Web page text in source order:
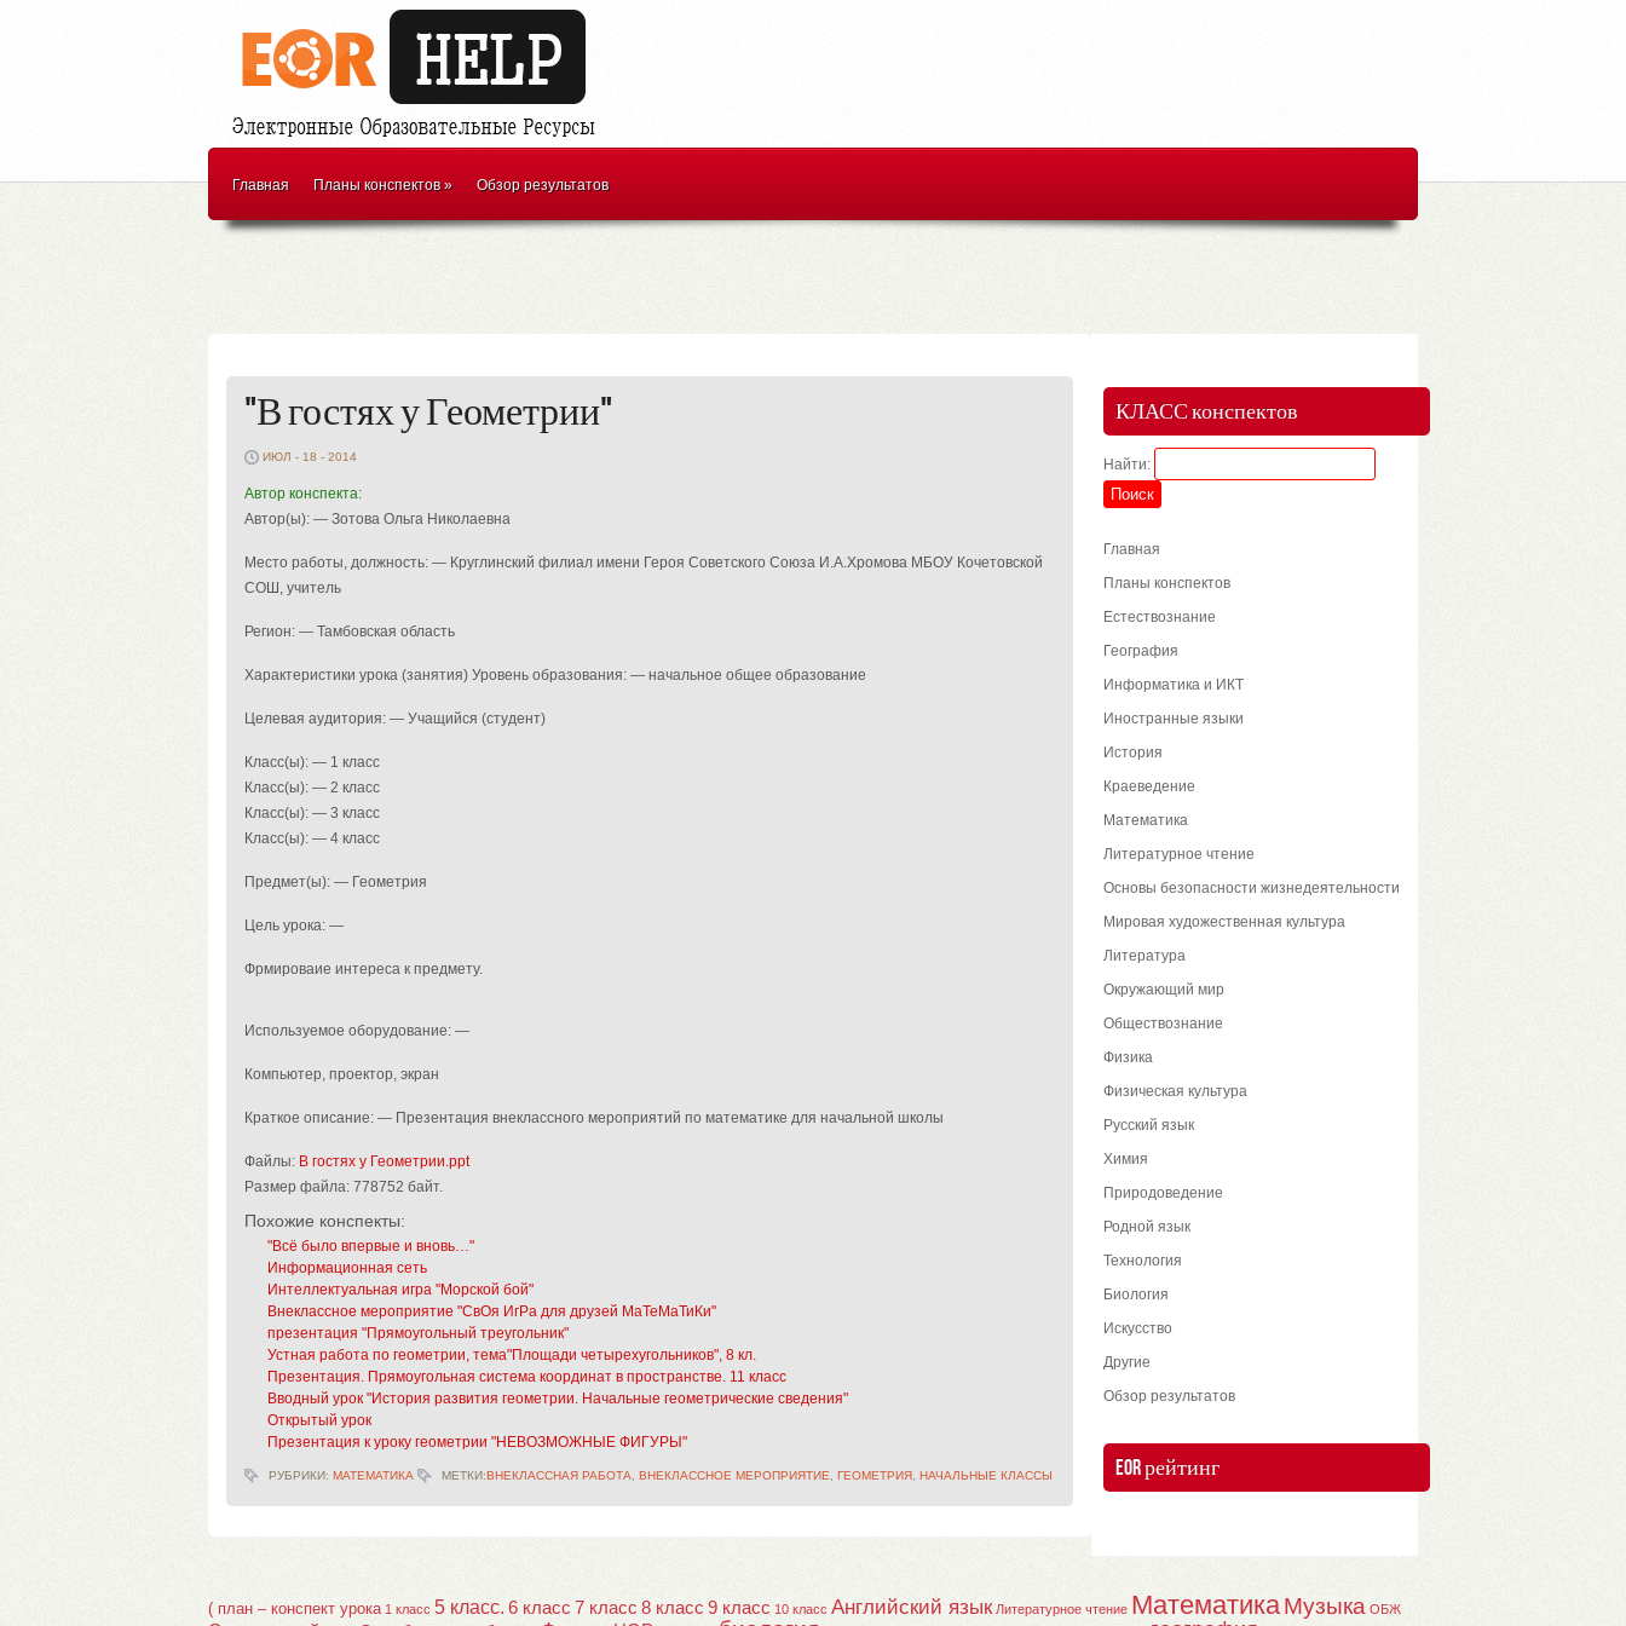
Главная Планы конспектов» Обзор результатов
"В гостях у Геометрии"
ИЮЛ - 18 - 2014
Автор конспекта:
Автор(ы): — Зотова Ольга Николаевна
Место работы, должность: — Круглинский филиал имени Героя Советского Союза И.А.Хромова МБОУ Кочетовской
СОШ, учитель
Регион: — Тамбовская область
Характеристики урока (занятия) Уровень образования: — начальное общее образование
Целевая аудитория: — Учащийся (студент)
Класс(ы): — 1 класс
Класс(ы): — 2 класс
Класс(ы): — 3 класс
Класс(ы): — 4 класс
Предмет(ы): — Геометрия
Цель урока: —
Фрмироваие интереса к предмету.
Используемое оборудование: —
Компьютер, проектор, экран
Краткое описание: — Презентация внеклассного мероприятий по математике для начальной школы
Файлы: В гостях у Геометрии.ppt
Размер файла: 778752 байт.
Похожие конспекты:
"Всё было впервые и вновь…"
Информационная сеть
Интеллектуальная игра "Морской бой"
Внеклассное мероприятие "СвОя ИгРа для друзей МаТеМаТиКи"
презентация "Прямоугольный треугольник"
Устная работа по геометрии, тема"Площади четырехугольников", 8 кл.
Презентация. Прямоугольная система координат в пространстве. 11 класс
Вводный урок "История развития геометрии. Начальные геометрические сведения"
Открытый урок
Презентация к уроку геометрии "НЕВОЗМОЖНЫЕ ФИГУРЫ"
РУБРИКИ: МАТЕМАТИКА МЕТКИ:ВНЕКЛАССНАЯ РАБОТА ВНЕКЛАССНОЕ МЕРОПРИЯТИЕ ГЕОМЕТРИЯ НАЧАЛЬНЫЕ КЛАССЫ
КЛАСС конспектов
Найти:
Главная
Планы конспектов
Естествознание
География
Информатика и ИКТ
Иностранные языки
История
Краеведение
Математика
Литературное чтение
Основы безопасности жизнедеятельности
Мировая художественная культура
Литература
Окружающий мир
Обществознание
Физика
Физическая культура
Русский язык
Химия
Природоведение
Родной язык
Технология
Биология
Искусство
Другие
Обзор результатов
EOR рейтинг
( план – конспект урока 1 класс 5 класс. 6 класс 7 класс 8 класс 9 класс 10 класс Английский язык Литературное чтение МатематикаМузыка ОБЖ